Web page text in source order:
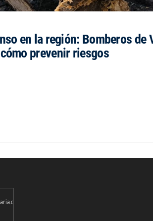
en la región: Bomberos de
prevenir riesgos